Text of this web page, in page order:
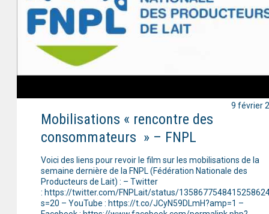
Mobilisations « rencontre des
consommateurs » – FNPL
Voici des liens pour revoir le film sur les mobilisations de la
semaine dernière de la FNPL (Fédération Nationale des
Producteurs de Lait) : – Twitter
: https://twitter.com/FNPLait/status/
s=20 – YouTube : https://t.co/JCyN59DLmH?amp=1 –
9 février